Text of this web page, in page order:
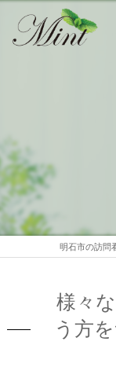
明石市の訪問
様々
う方